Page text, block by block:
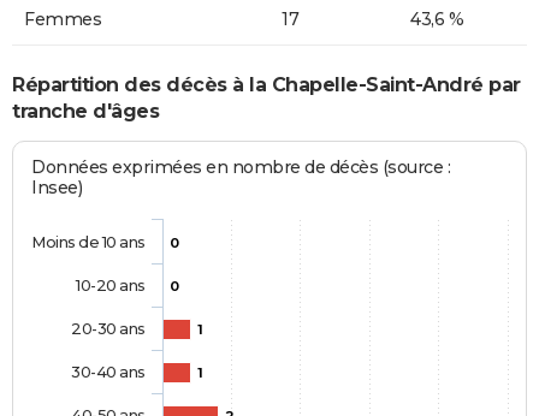
Femmes 17 43,6 %
Répartition des décès à la Chapelle-Saint-André par
tranche d'âges
Données exprimées en nombre de décès (source :
Insee)
0
0
1
1
Moins de 10 ans
10-20 ans
20-30 ans
30-40 ans